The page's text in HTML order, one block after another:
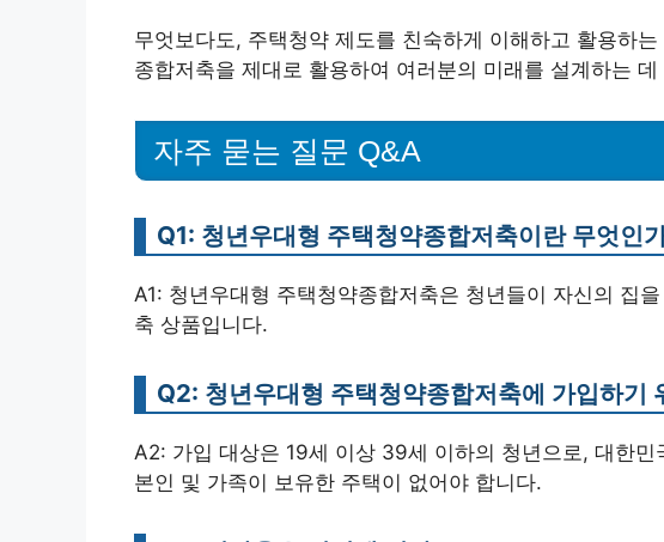
무엇보다도, 주택청약 제도를 친숙하게 이해하고 활용하
종합저축을 제대로 활용하여 여러분의 미래를 설계하는
자주 묻는 질문 Q&A
Q1: 청년우대형 주택청약종합저축이란 무엇인
A1: 청년우대형 주택청약종합저축은 청년들이 자신의 집
축 상품입니다.
Q2: 청년우대형 주택청약종합저축에 가입하기
A2: 가입 대상은 19세 이상 39세 이하의 청년으로, 대한
본인 및 가족이 보유한 주택이 없어야 합니다.